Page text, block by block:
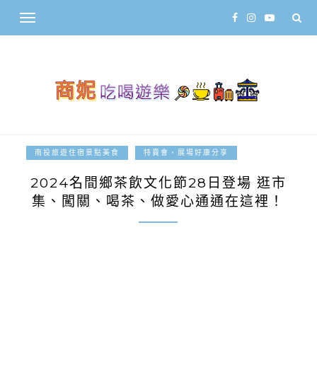
南投旅遊住宿景點美食 特賣會、展場好康分享
2024名間鄉茶飲文化節28日登場 逛市
集、闖關、喝茶、做愛心通通在這裡！